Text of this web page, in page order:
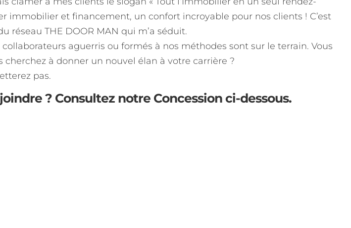
immobilier et financement, un confort incroyable pour nos clients ! C’est
réseau THE DOOR MAN qui m’a séduit.
collaborateurs aguerris ou formés à nos méthodes sont sur le terrain. Vous
cherchez à donner un nouvel élan à votre carrière ?
pas.
? Consultez notre Concession ci-dessous.